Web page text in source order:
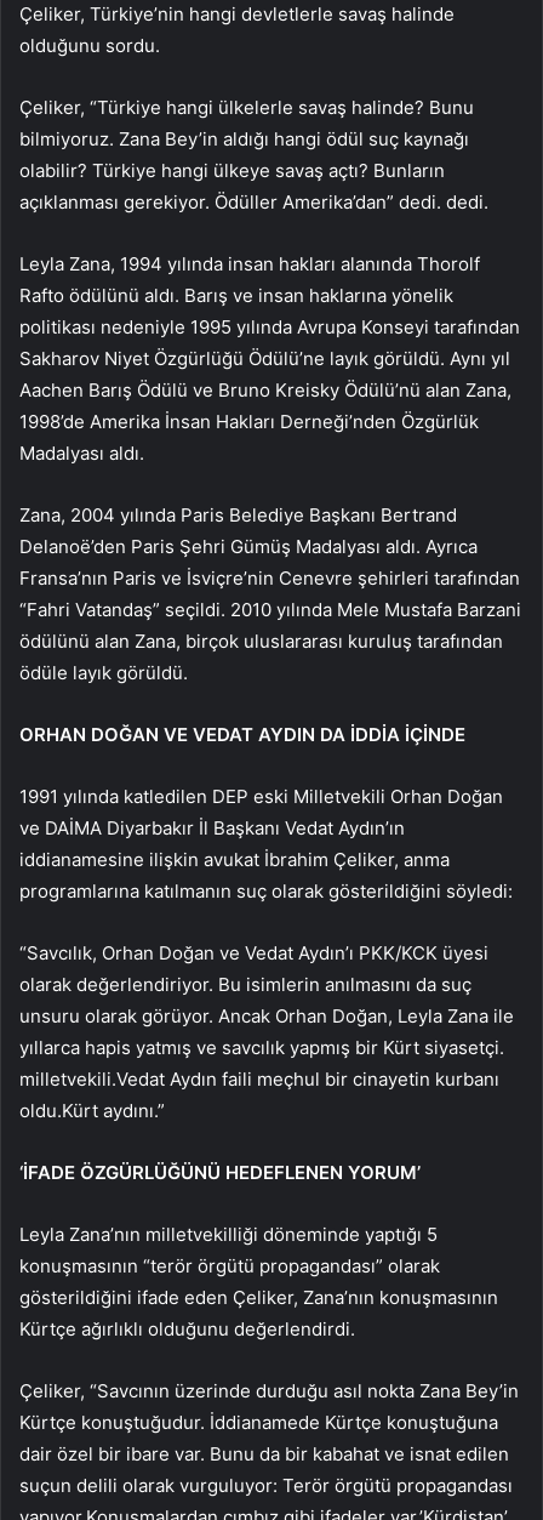
Çeliker, Türkiye’nin hangi devletlerle savaş halinde
olduğunu sordu.
Çeliker, “Türkiye hangi ülkelerle savaş halinde? Bunu
bilmiyoruz. Zana Bey’in aldığı hangi ödül suç kaynağı
olabilir? Türkiye hangi ülkeye savaş açtı? Bunların
açıklanması gerekiyor. Ödüller Amerika’dan” dedi. dedi.
Leyla Zana, 1994 yılında insan hakları alanında Thorolf
Rafto ödülünü aldı. Barış ve insan haklarına yönelik
politikası nedeniyle 1995 yılında Avrupa Konseyi tarafından
Sakharov Niyet Özgürlüğü Ödülü’ne layık görüldü. Aynı yıl
Aachen Barış Ödülü ve Bruno Kreisky Ödülü’nü alan Zana,
1998’de Amerika İnsan Hakları Derneği’nden Özgürlük
Madalyası aldı.
Zana, 2004 yılında Paris Belediye Başkanı Bertrand
Delanoë’den Paris Şehri Gümüş Madalyası aldı. Ayrıca
Fransa’nın Paris ve İsviçre’nin Cenevre şehirleri tarafından
“Fahri Vatandaş” seçildi. 2010 yılında Mele Mustafa Barzani
ödülünü alan Zana, birçok uluslararası kuruluş tarafından
ödüle layık görüldü.
ORHAN DOĞAN VE VEDAT AYDIN ​​DA İDDİA İÇİNDE
1991 yılında katledilen DEP eski Milletvekili Orhan Doğan
ve DAİMA Diyarbakır İl Başkanı Vedat Aydın’ın
iddianamesine ilişkin avukat İbrahim Çeliker, anma
programlarına katılmanın suç olarak gösterildiğini söyledi:
“Savcılık, Orhan Doğan ve Vedat Aydın’ı PKK/KCK üyesi
olarak değerlendiriyor. Bu isimlerin anılmasını da suç
unsuru olarak görüyor. Ancak Orhan Doğan, Leyla Zana ile
yıllarca hapis yatmış ve savcılık yapmış bir Kürt siyasetçi.
milletvekili.Vedat Aydın faili meçhul bir cinayetin kurbanı
oldu.Kürt aydını.”
‘İFADE ÖZGÜRLÜĞÜNÜ HEDEFLENEN YORUM’
Leyla Zana’nın milletvekilliği döneminde yaptığı 5
konuşmasının “terör örgütü propagandası” olarak
gösterildiğini ifade eden Çeliker, Zana’nın konuşmasının
Kürtçe ağırlıklı olduğunu değerlendirdi.
Çeliker, “Savcının üzerinde durduğu asıl nokta Zana Bey’in
Kürtçe konuştuğudur. İddianamede Kürtçe konuştuğuna
dair özel bir ibare var. Bunu da bir kabahat ve isnat edilen
suçun delili olarak vurguluyor: Terör örgütü propagandası